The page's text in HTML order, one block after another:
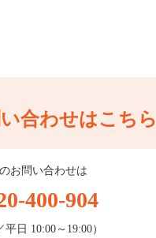
合わせはこちら
お問い合わせは
400-904
平日 10:00～19:00）